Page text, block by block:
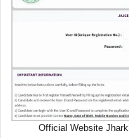
Official Website